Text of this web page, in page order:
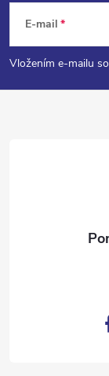
p
a
E-mail
Vložením e-mailu